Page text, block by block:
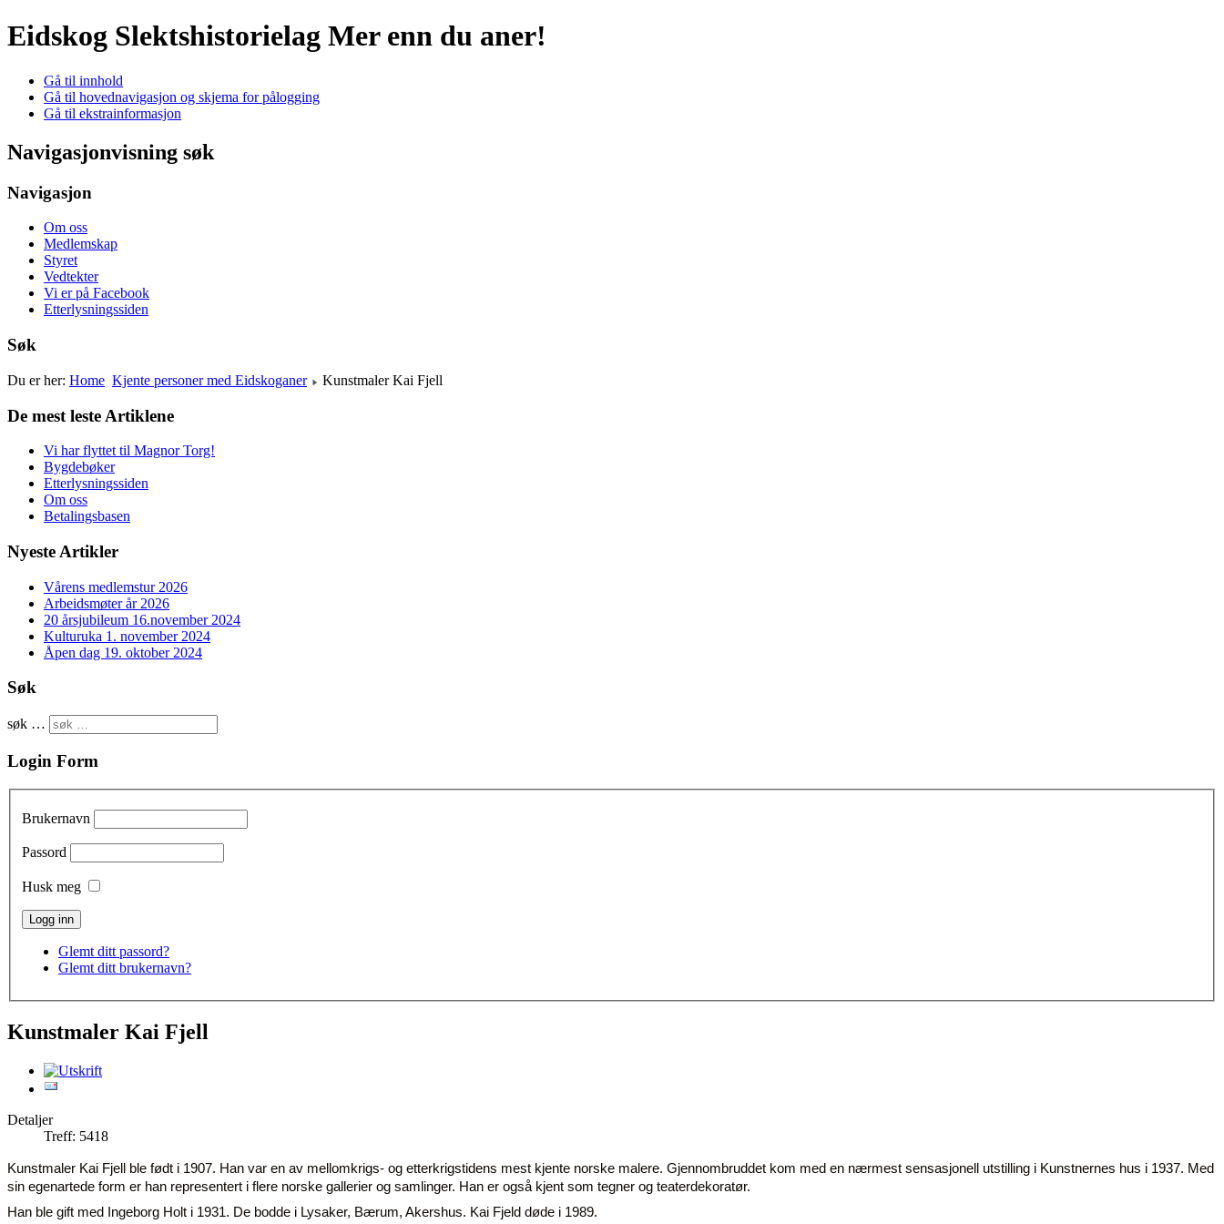
Eidskog Slektshistorielag Mer enn du aner!
Gå til innhold
Gå til hovednavigasjon og skjema for pålogging
Gå til ekstrainformasjon
Navigasjonvisning søk
Navigasjon
Om oss
Medlemskap
Styret
Vedtekter
Vi er på Facebook
Etterlysningssiden
Søk
Du er her: Home Kjente personer med Eidskoganer Kunstmaler Kai Fjell
De mest leste Artiklene
Vi har flyttet til Magnor Torg!
Bygdebøker
Etterlysningssiden
Om oss
Betalingsbasen
Nyeste Artikler
Vårens medlemstur 2026
Arbeidsmøter år 2026
20 årsjubileum 16.november 2024
Kulturuka 1. november 2024
Åpen dag 19. oktober 2024
Søk
søk …
Login Form
Brukernavn
Passord
Husk meg
Glemt ditt passord?
Glemt ditt brukernavn?
Kunstmaler Kai Fjell
Detaljer
Treff: 5418
Kunstmaler Kai Fjell ble født i 1907. Han var en av mellomkrigs- og etterkrigstidens mest kjente norske malere. Gjennombruddet kom med en nærmest sensasjonell utstilling i Kunstnernes hus i 1937. Med
sin egenartede form er han representert i flere norske gallerier og samlinger. Han er også kjent som tegner og teaterdekoratør.
Han ble gift med Ingeborg Holt i 1931. De bodde i Lysaker, Bærum, Akershus. Kai Fjeld døde i 1989.